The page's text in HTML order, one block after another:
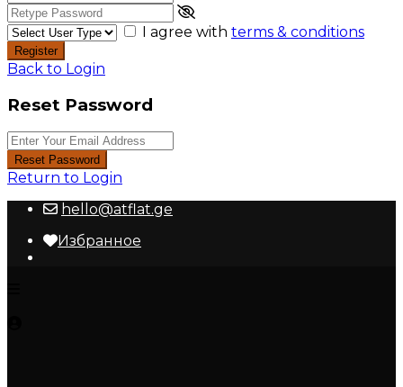
I agree with terms & conditions
Register
Back to Login
Reset Password
Reset Password
Return to Login
hello@atflat.ge
Избранное